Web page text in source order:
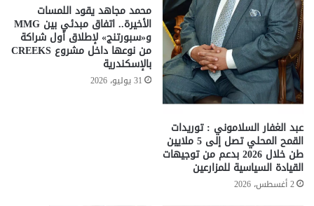
عبد الغفار السلاموني : توريدات
القمح المحلي تصل إلى 5 ملايين
طن خلال 2026 بدعم من توجيهات
القيادة السياسية للمزارعين
2 أغسطس، 2026
محمد مجاهد يقود اللمسات
الأخيرة.. اتفاق مبدئي بين MMG
و«سبورتنج» لإطلاق أول شراكة
من نوعها داخل مشروع CREEKS
بالإسكندرية
31 يوليو، 2026